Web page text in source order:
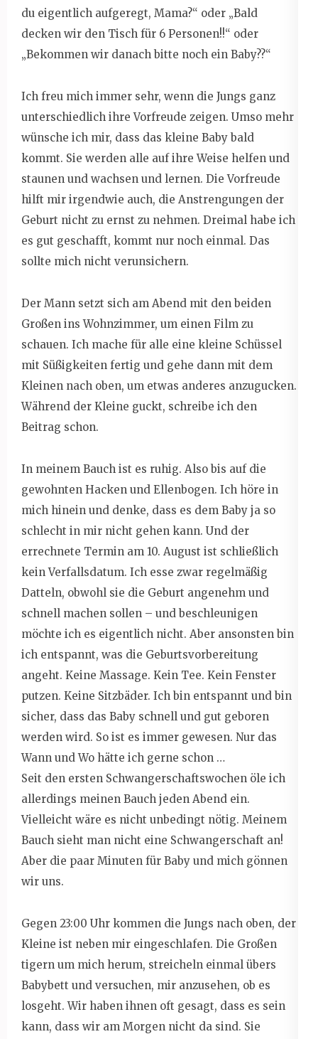
du eigentlich aufgeregt, Mama?“ oder „Bald
decken wir den Tisch für 6 Personen!!“ oder
„Bekommen wir danach bitte noch ein Baby??“
Ich freu mich immer sehr, wenn die Jungs ganz
unterschiedlich ihre Vorfreude zeigen. Umso mehr
wünsche ich mir, dass das kleine Baby bald
kommt. Sie werden alle auf ihre Weise helfen und
staunen und wachsen und lernen. Die Vorfreude
hilft mir irgendwie auch, die Anstrengungen der
Geburt nicht zu ernst zu nehmen. Dreimal habe ich
es gut geschafft, kommt nur noch einmal. Das
sollte mich nicht verunsichern.
Der Mann setzt sich am Abend mit den beiden
Großen ins Wohnzimmer, um einen Film zu
schauen. Ich mache für alle eine kleine Schüssel
mit Süßigkeiten fertig und gehe dann mit dem
Kleinen nach oben, um etwas anderes anzugucken.
Während der Kleine guckt, schreibe ich den
Beitrag schon.
In meinem Bauch ist es ruhig. Also bis auf die
gewohnten Hacken und Ellenbogen. Ich höre in
mich hinein und denke, dass es dem Baby ja so
schlecht in mir nicht gehen kann. Und der
errechnete Termin am 10. August ist schließlich
kein Verfallsdatum. Ich esse zwar regelmäßig
Datteln, obwohl sie die Geburt angenehm und
schnell machen sollen – und beschleunigen
möchte ich es eigentlich nicht. Aber ansonsten bin
ich entspannt, was die Geburtsvorbereitung
angeht. Keine Massage. Kein Tee. Kein Fenster
putzen. Keine Sitzbäder. Ich bin entspannt und bin
sicher, dass das Baby schnell und gut geboren
werden wird. So ist es immer gewesen. Nur das
Wann und Wo hätte ich gerne schon …
Seit den ersten Schwangerschaftswochen öle ich
allerdings meinen Bauch jeden Abend ein.
Vielleicht wäre es nicht unbedingt nötig. Meinem
Bauch sieht man nicht eine Schwangerschaft an!
Aber die paar Minuten für Baby und mich gönnen
wir uns.
Gegen 23:00 Uhr kommen die Jungs nach oben, der
Kleine ist neben mir eingeschlafen. Die Großen
tigern um mich herum, streicheln einmal übers
Babybett und versuchen, mir anzusehen, ob es
losgeht. Wir haben ihnen oft gesagt, dass es sein
kann, dass wir am Morgen nicht da sind. Sie